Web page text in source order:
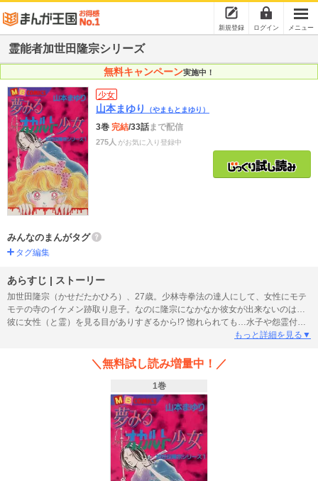
新規登録 ログイン メニュー
霊能者加世田隆宗シリーズ
無料キャンペーン実施中！
少女
山本まゆり （やまもとまゆり）
3巻 完結/33話まで配信
275人 がお気に入り登録中
みんなのまんがタグ
タグ編集
あらすじ | ストーリー
加世田隆宗（かせだたかひろ）、27歳。少林寺拳法の達人にして、女性にモテ
モテの寺のイケメン跡取り息子。なのに隆宗になかなか彼女が出来ないのは…
彼に女性（と霊）を見る目がありすぎるから!? 惚れられても…水子や怨霊付き
の素行不良者ばかり。惚れた相手には…その子の幸せを願って霊能力を使い、
は来るのだろうか…!? 心霊“嫁探し”サスペンス・コメディ！
もっと詳細を見る▼
＼無料試し読み増量中！／
1巻